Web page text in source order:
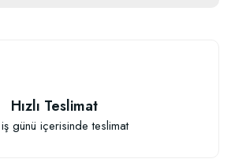
Hızlı Teslimat
günü içerisinde teslimat